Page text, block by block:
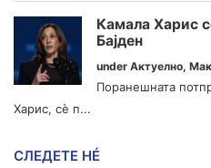
Камала Харис
Бајден
under Актуелно,
Поранешната
Харис, сè п...
СЛЕДЕТЕ НÉ